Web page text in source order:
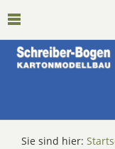
Sie sind hier: